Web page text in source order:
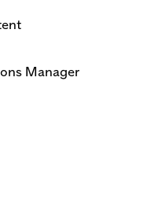
Manager